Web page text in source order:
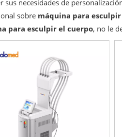
necesidades de
sobre máquina para
para esculpir el cuerpo, no le